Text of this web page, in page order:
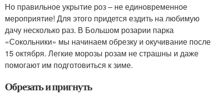
Но правильное укрытие роз – не единовременное
мероприятие! Для этого придется ездить на любимую
дачу несколько раз. В Большом розарии парка
«Сокольники» мы начинаем обрезку и окучивание после
15 октября. Легкие морозы розам не страшны и даже
помогают им подготовиться к зиме.
Обрезать и пригнуть